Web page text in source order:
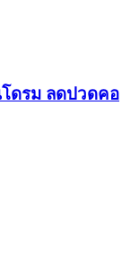
ดรม ลดปวดคอ